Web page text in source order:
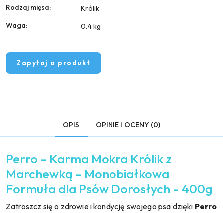
Rodzaj mięsa:
Królik
Waga:
0.4 kg
Zapytaj o produkt
OPIS OPINIE I OCENY (0)
Perro - Karma Mokra Królik z
Marchewką - Monobiałkowa
Formuła dla Psów Dorosłych - 400g
Zatroszcz się o zdrowie i kondycję swojego psa dzięki Perro